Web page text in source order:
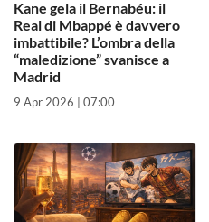
Kane gela il Bernabéu: il
Real di Mbappé è davvero
imbattibile? L’ombra della
“maledizione” svanisce a
Madrid
9 Apr 2026 | 07:00